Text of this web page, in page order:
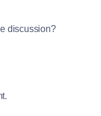
discussion?